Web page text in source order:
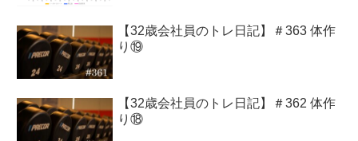
【32歳会社員のトレ日記】＃363 体作
り⑲
【32歳会社員のトレ日記】＃362 体作
り⑱